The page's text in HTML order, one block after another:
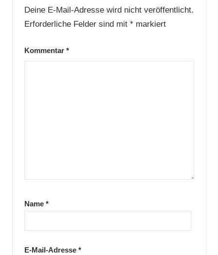
Deine E-Mail-Adresse wird nicht veröffentlicht.
Erforderliche Felder sind mit *markiert
Kommentar *
Name *
E-Mail-Adresse *